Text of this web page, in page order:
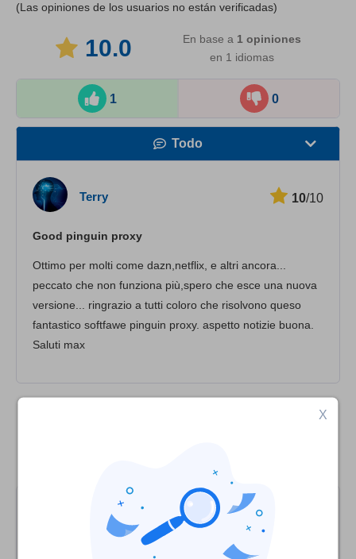
(Las opiniones de los usuarios no están verificadas)
10.0 En base a 1 opiniones
en 1 idiomas
1 0
Todo
Atención al cliente
Terry 10/10
Good pinguin proxy
Ottimo per molti come dazn,netflix, e altri ancora...
peccato che non funziona più,spero che esce una nuova
versione... ringrazio a tutti coloro che risolvono queso
fantastico softfawe pinguin proxy. aspetto notizie buona.
Saluti max
X